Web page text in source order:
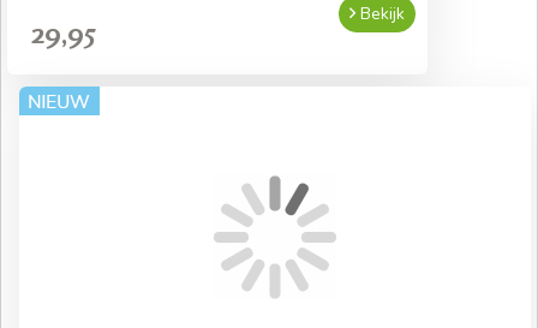
29,95
Bekijk